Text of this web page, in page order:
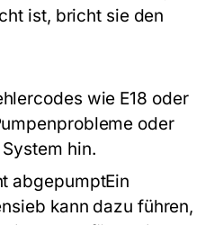
ist, bricht sie den
wie E18 oder
oder
hin.
abgepumptEin
kann dazu führen,